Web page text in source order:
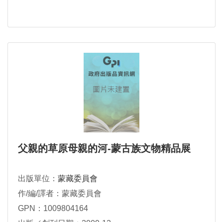
父親的草原母親的河-蒙古族文物精品展
出版單位： 蒙藏委員會
作/編/譯者：蒙藏委員會
GPN：1009804164